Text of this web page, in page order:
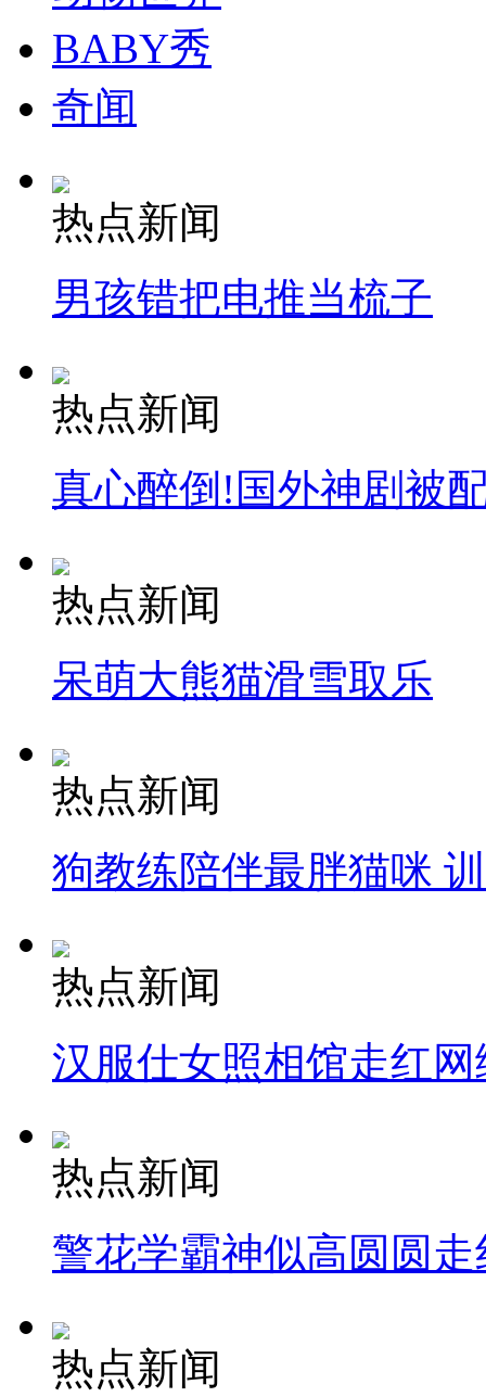
BABY秀
奇闻
热点新闻
男孩错把电推当梳子
热点新闻
真心醉倒!国外神剧被
热点新闻
呆萌大熊猫滑雪取乐
热点新闻
狗教练陪伴最胖猫咪
热点新闻
汉服仕女照相馆走红网
热点新闻
警花学霸神似高圆圆走
热点新闻